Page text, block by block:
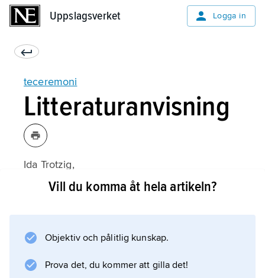
Uppslagsverket Logga in
teceremoni
Litteraturanvisning
Ida Trotzig,
Cha-no-yu: Japanernas teceremoni
Vill du komma åt hela artikeln?
Objektiv och pålitlig kunskap.
Prova det, du kommer att gilla det!